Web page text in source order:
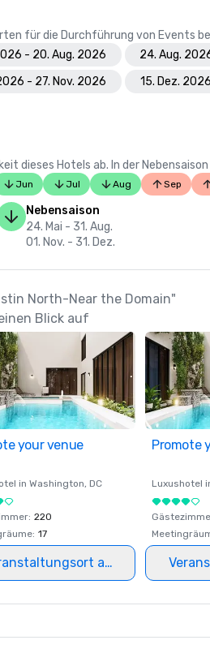
für die Durchführung von Events
- 20. Aug. 2026 24. Aug.
- 27. Nov. 2026 15. Dez.
dieses Hotels ab. In der
Jun Jul Aug Sep
Nebensaison
24. Mai - 31. Aug.
01. Nov. - 31. Dez.
North-Near the Domain"
Blick auf
your venue
in Washington, DC
: 220
: 17
auswählen
Promote
Luxushotel